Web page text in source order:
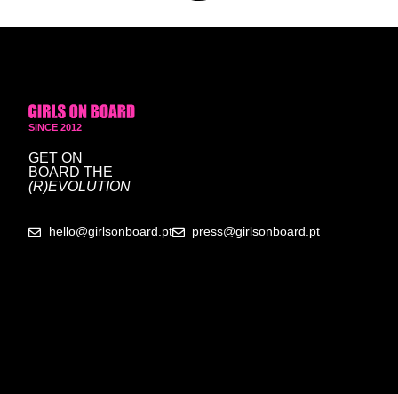
SINCE 2012
GET ON
BOARD THE
(R)EVOLUTION
hello@girlsonboard.pt press@girlsonboard.pt